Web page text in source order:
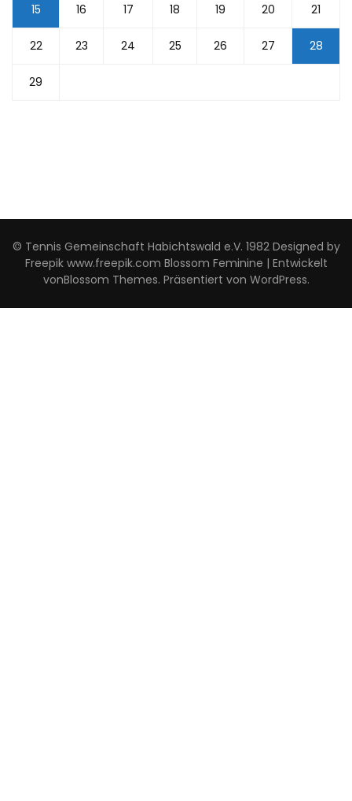
15 16 17 18 19 20 21
22 23 24 25 26 27 28
29
© Tennis Gemeinschaft Habichtswald e.V. 1982 Designed by
Freepik www.freepik.com Blossom Feminine | Entwickelt
vonBlossom Themes. Präsentiert von WordPress.